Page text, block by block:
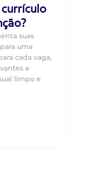
suas
uma
cada vaga,
e
limpo e